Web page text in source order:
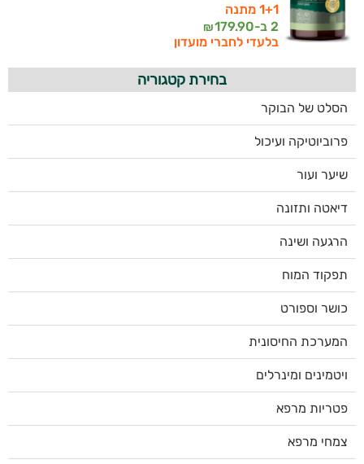
1+1 מתנה
2 ב-
179.90
₪
בלעדי לחברי מועדון
בחירת קטגוריה
הסלט של הבוקר
פרוביוטיקה ועיכול
שיער ועור
דיאטה ותזונה
הרגעה ושינה
תפקוד המוח
כושר וספורט
המערכת החיסונית
ויטמינים ומינרלים
פטריות מרפא
צמחי מרפא